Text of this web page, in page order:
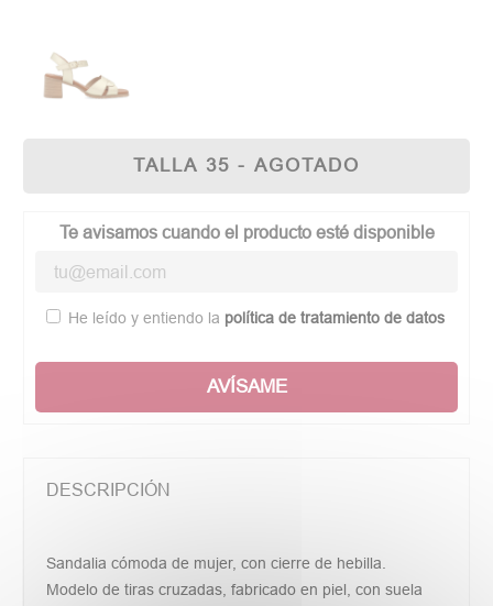
TALLA 35 - AGOTADO
Te avisamos cuando el producto esté disponible
He leído y entiendo la política de tratamiento de datos
AVÍSAME
DESCRIPCIÓN
Sandalia cómoda de mujer, con cierre de hebilla.
Modelo de tiras cruzadas, fabricado en piel, con suela